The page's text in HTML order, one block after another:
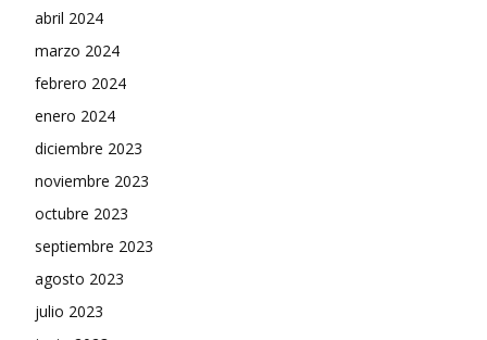
abril 2024
marzo 2024
febrero 2024
enero 2024
diciembre 2023
noviembre 2023
octubre 2023
septiembre 2023
agosto 2023
julio 2023